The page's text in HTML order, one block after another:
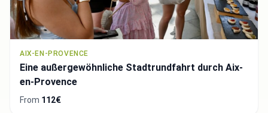
AIX-EN-PROVENCE
Eine außergewöhnliche Stadtrundfahrt durch Aix-
en-Provence
From 112€